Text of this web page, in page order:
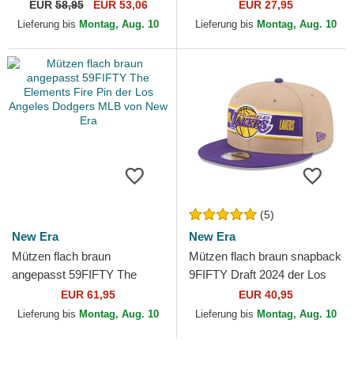
Retro Crown Wool Pinstripe
der Los Angeles Dodgers...
EUR58,95 EUR 53,06
Lieferung bis Montag, Aug. 10
Tonal Icon der Los Angeles
Dodgers MLB von New Era
EUR 27,95
Lieferung bis Montag, Aug. 10
New Era
Mützen flach braun
angepasst 59FIFTY The
Elements Fire Pin der Los
Angeles Dodgers MLB von
EUR 61,95
Lieferung bis Montag, Aug. 10
(5)
New Era
Mützen flach braun snapback
9FIFTY Draft 2024 der Los
Angeles Lakers NBA von
New Era
EUR 40,95
Lieferung bis Montag, Aug. 10